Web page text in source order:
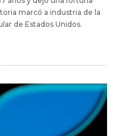
marcó a industria de la
de Estados Unidos.